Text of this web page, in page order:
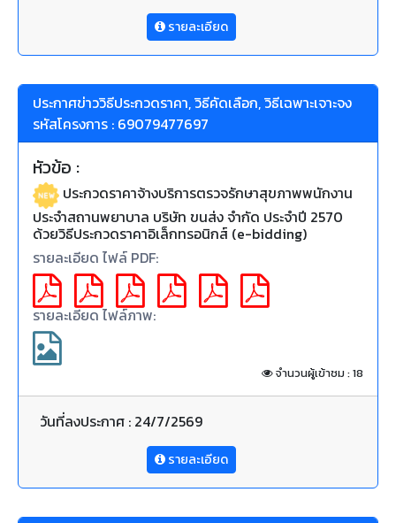
รายละเอียด
ประกาศข่าววิธีประกวดราคา, วิธีคัดเลือก, วิธีเฉพาะเจาะจง
รหัสโครงการ : 69079477697
หัวข้อ :
ประกวดราคาจ้างบริการตรวจรักษาสุขภาพพนักงาน
ประจำสถานพยาบาล บริษัท ขนส่ง จำกัด ประจำปี 2570
ด้วยวิธีประกวดราคาอิเล็กทรอนิกส์ (e-bidding)
รายละเอียด ไฟล์ PDF:
รายละเอียด ไฟล์ภาพ:
จำนวนผู้เข้าชม : 18
วันที่ลงประกาศ : 24/7/2569
รายละเอียด